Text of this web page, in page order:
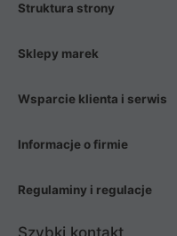
Struktura strony
Sklepy marek
Wsparcie klienta i serwis
Informacje o firmie
Regulaminy i regulacje